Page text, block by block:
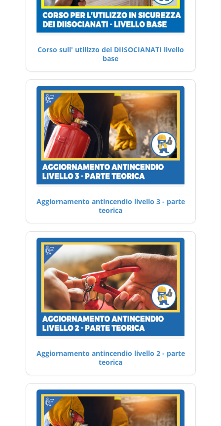
Corso sull' utilizzo dei DIISOCIANATI livello
base
Aggiornamento antincendio livello 3 - parte
teorica
Aggiornamento antincendio livello 2 - parte
teorica